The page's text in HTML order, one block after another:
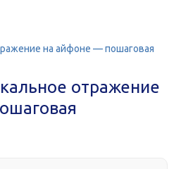
на айфоне — пошаговая
отражение